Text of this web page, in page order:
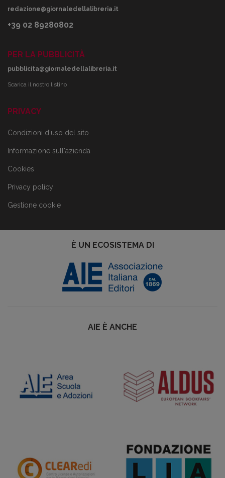
redazione@giornaledellalibreria.it
+39 02 89280802
PER LA PUBBLICITÀ
pubblicita@giornaledellalibreria.it
Scarica il nostro listino
PRIVACY
Condizioni d'uso del sito
Informazione sull'azienda
Cookies
Privacy policy
Gestione cookie
È UN ECOSISTEMA DI
AIE È ANCHE